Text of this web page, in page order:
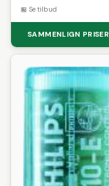
Se tilbud
SAMMENLIGN PRISER